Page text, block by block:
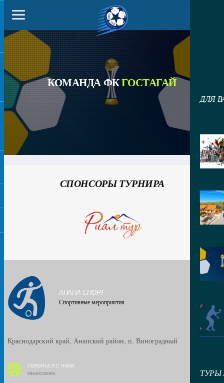
ДЛЯ
ТУРЫ
КОМАНДА ФКГОСТАГАЙ
СПОНСОРЫ ТУРНИРА
АНАПА СПОРТ
Спортивные мероприятия
Краснодарский край, Анапский район, п. Виноградный
СВЯЗАТЬСЯ С НАМИ
89649240088